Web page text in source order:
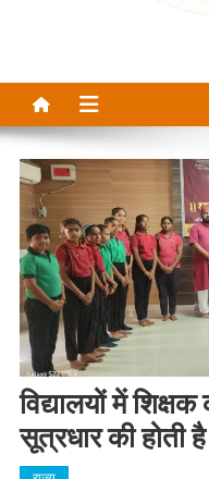
विद्यालयों में
सूत्रधार की होती